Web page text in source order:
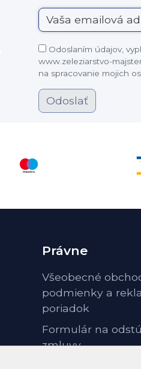
Odoslaním údajov,
www.zeleziarstvo-
na spracovanie mojich
Odoslať
Právne
Všeobecné
podmienky a
poriadok
Formulár na
zmluvy